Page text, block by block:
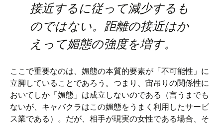
接近するに従って減少するも
のではない。距離の接近はか
えって媚態の強度を増す。
ここで重要なのは、媚態の本質的要素が「不可能性」に
立脚していることであろう。つまり、宙吊りの関係性に
おいてしか「媚態」は成立しないのである（言うまでも
ないが、キャバクラはこの媚態をうまく利用したサービ
ス業である）。だが、相手が現実の女性である場合、そ